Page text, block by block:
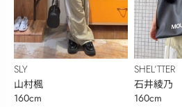
SLY
山村楓
160cm
SHEL’TTER
石井綾乃
160cm